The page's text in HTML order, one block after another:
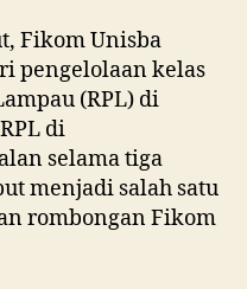
Fikom Unisba
pengelolaan kelas
(RPL) di
di
selama tiga
menjadi salah satu
rombongan Fikom